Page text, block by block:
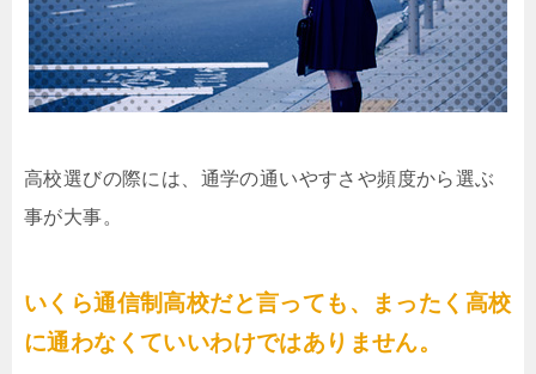
高校選びの際には、通学の通いやすさや頻度から選ぶ
事が大事。
いくら通信制高校だと言っても、まったく高校
に通わなくていいわけではありません。